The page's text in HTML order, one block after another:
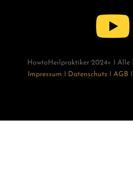

HowtoHeilpraktiker 2024+ I Alle
Impressum I Datenschutz IAGB I